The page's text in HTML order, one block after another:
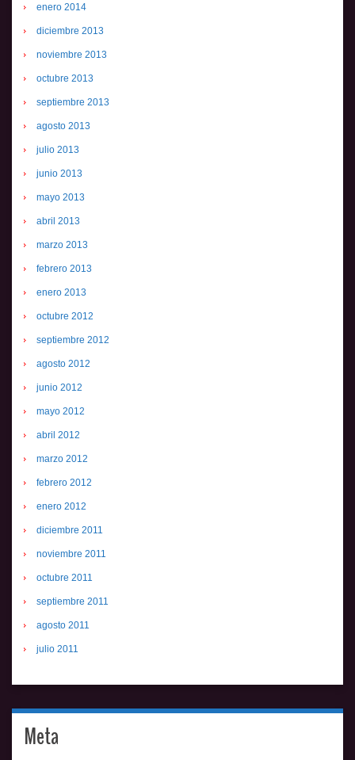
enero 2014
diciembre 2013
noviembre 2013
octubre 2013
septiembre 2013
agosto 2013
julio 2013
junio 2013
mayo 2013
abril 2013
marzo 2013
febrero 2013
enero 2013
octubre 2012
septiembre 2012
agosto 2012
junio 2012
mayo 2012
abril 2012
marzo 2012
febrero 2012
enero 2012
diciembre 2011
noviembre 2011
octubre 2011
septiembre 2011
agosto 2011
julio 2011
Meta